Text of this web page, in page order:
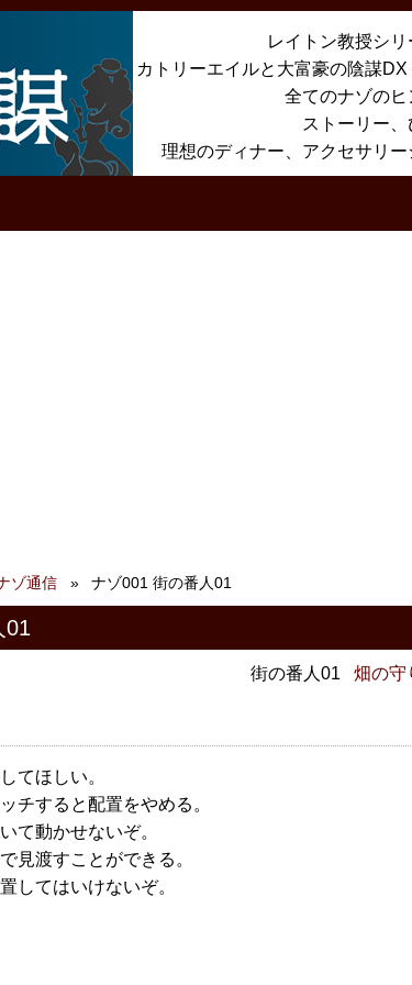
レイトン教授シ
カトリーエイルと大富豪の陰謀
全てのナゾの
ストーリー
理想のディナー、アクセサリ
ゾ通信 ナゾ001 街の番人01
01
街の番人01
畑の守
てほしい。
チすると配置をやめる。
て動かせないぞ。
見渡すことができる。
してはいけないぞ。